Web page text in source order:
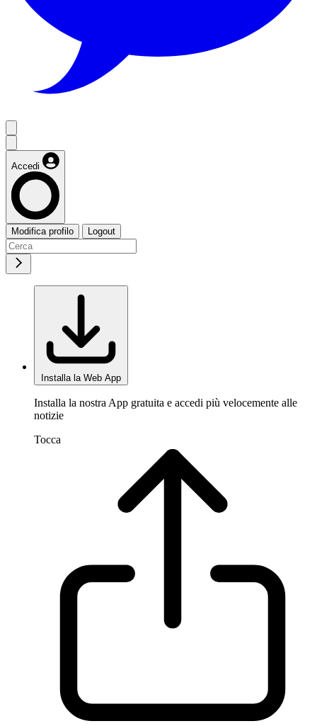
Accedi
Modifica profilo Logout
Installa la Web App
Installa la nostra App gratuita e accedi più velocemente alle
notizie
Tocca